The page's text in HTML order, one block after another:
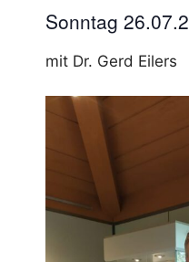
Sonntag
mit Dr. Gerd Eilers